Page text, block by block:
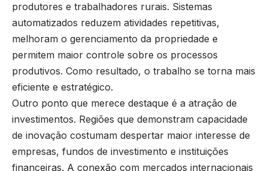
produtores e trabalhadores rurais. Sistemas
automatizados reduzem atividades repetitivas,
melhoram o gerenciamento da propriedade e
permitem maior controle sobre os processos
produtivos. Como resultado, o trabalho se torna mais
eficiente e estratégico.
Outro ponto que merece destaque é a atração de
investimentos. Regiões que demonstram capacidade
de inovação costumam despertar maior interesse de
empresas, fundos de investimento e instituições
financeiras. A conexão com mercados internacionais